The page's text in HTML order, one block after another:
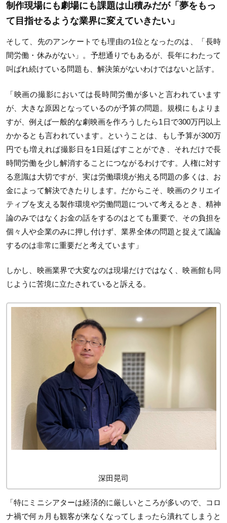
制作現場にも劇場にも課題は山積みだが「夢をもっ
て目指せるような業界に変えていきたい」
そして、先のアンケートでも理由の1位となったのは、「長時
間労働・休みがない」。予想通りでもあるが、長年にわたって
叫ばれ続けている問題も、解決策がないわけではないと話す。
「映画の撮影においては長時間労働が多いと言われています
が、大きな原因となっているのが予算の問題。規模にもよりま
すが、例えば一般的な劇映画を作ろうしたら1日で300万円以上
かかるとも言われています。ということは、もし予算が300万
円でも増えれば撮影日を1日延ばすことができ、それだけで長
時間労働を少し解消することにつながるわけです。人権に対す
る意識は大切ですが、実は労働環境が抱える問題の多くは、お
金によって解決できたりします。だからこそ、映画のクリエイ
ティブを支える製作環境や労働問題について考えるとき、精神
論のみではなくお金の話をするのはとても重要で、その負担を
個々人や企業のみに押し付けず、業界全体の問題と捉えて議論
するのは非常に重要だと考えています」
しかし、映画業界で大変なのは現場だけではなく、映画館も同
じように苦境に立たされていると訴える。
深田晃司
「特にミニシアターは経済的に厳しいところが多いので、コロ
ナ禍で何ヵ月も観客が来なくなってしまったら潰れてしまうと